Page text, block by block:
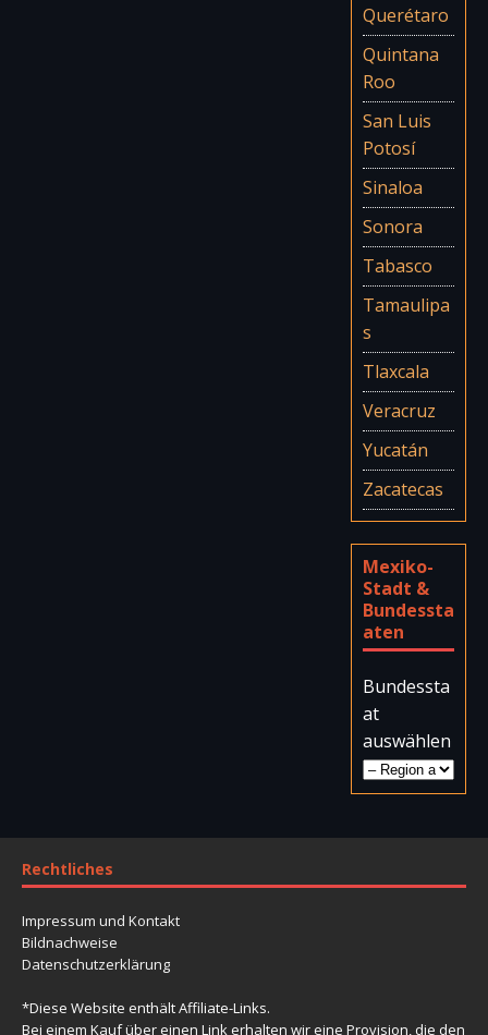
Querétaro
Quintana
Roo
San Luis
Potosí
Sinaloa
Sonora
Tabasco
Tamaulipa
s
Tlaxcala
Veracruz
Yucatán
Zacatecas
Mexiko-
Stadt &
Bundessta
aten
Bundessta
at
auswählen
Rechtliches
Impressum und Kontakt
Bildnachweise
Datenschutzerklärung
*Diese Website enthält Affiliate-Links.
Bei einem Kauf über einen Link erhalten wir eine Provision, die den